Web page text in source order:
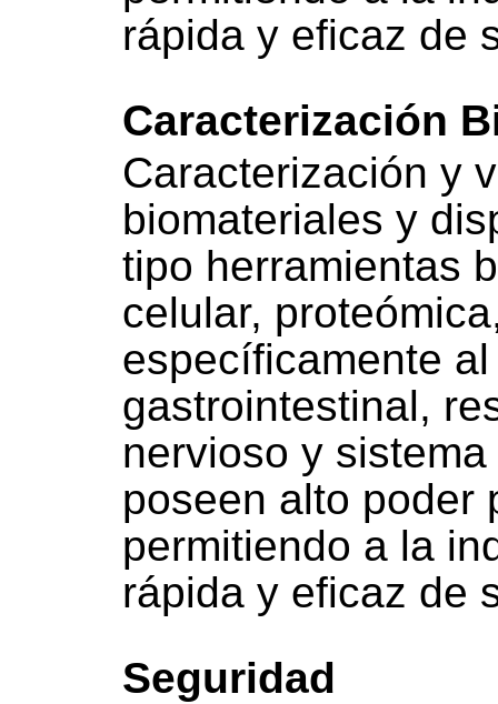
rápida y eficaz de
Caracterización
Caracterización y
biomateriales y
tipo herramientas
celular,
específicamente
gastrointestinal,
nervioso y
poseen alto poder
permitiendo a la
rápida y eficaz de
Seguridad